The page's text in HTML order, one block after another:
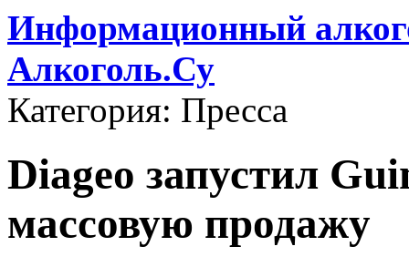
Информационный
Алкоголь.Су
Категория: Пресса
Diageo запустил
массовую продажу